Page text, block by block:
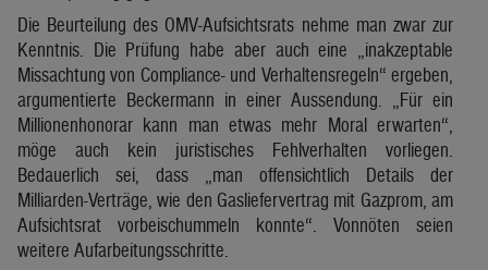
Die Beurteilung des OMV-Aufsichtsrats nehme man zwar zur
Kenntnis. Die Prüfung habe aber auch eine „inakzeptable
Missachtung von Compliance- und Verhaltensregeln“ ergeben,
argumentierte Beckermann in einer Aussendung. „Für ein
Millionenhonorar kann man etwas mehr Moral erwarten“,
möge auch kein juristisches Fehlverhalten vorliegen.
Bedauerlich sei, dass „man offensichtlich Details der
Milliarden-Verträge, wie den Gasliefervertrag mit Gazprom, am
Aufsichtsrat vorbeischummeln konnte“. Vonnöten seien
weitere Aufarbeitungsschritte.